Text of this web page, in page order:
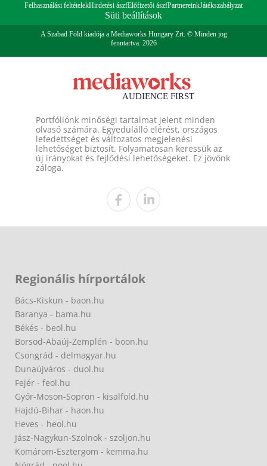
Felhasználási feltételekHirdetési ászfElőfizetői ászfPartnereinkJátékszabályzat
Süti beállítások
A Szabad Föld kiadója a Mediaworks Hungary Zrt. © Minden jog
fenntartva. 2026
Portfóliónk minőségi tartalmat jelent minden
olvasó számára. Egyedülálló elérést, országos
lefedettséget és változatos megjelenési
lehetőséget biztosít. Folyamatosan keressük az
új irányokat és fejlődési lehetőségeket. Ez jövőnk
záloga.
Regionális hírportálok
Bács-Kiskun - baon.hu
Baranya - bama.hu
Békés - beol.hu
Borsod-Abaúj-Zemplén - boon.hu
Csongrád - delmagyar.hu
Dunaújváros - duol.hu
Fejér - feol.hu
Győr-Moson-Sopron - kisalfold.hu
Hajdú-Bihar - haon.hu
Heves - heol.hu
Jász-Nagykun-Szolnok - szoljon.hu
Komárom-Esztergom - kemma.hu